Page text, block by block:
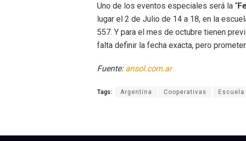
Uno de los eventos especiales será la “
lugar el 2 de Julio de 14 a 18, en la
557. Y para el mes de octubre tienen
falta definir la fecha exacta, pero
Fuente: ansol.com.ar
Tags: Argentina Cooperativas Escuela